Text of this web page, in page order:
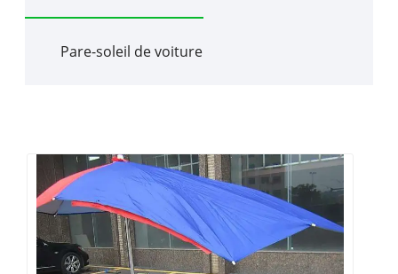
Pare-soleil de voiture